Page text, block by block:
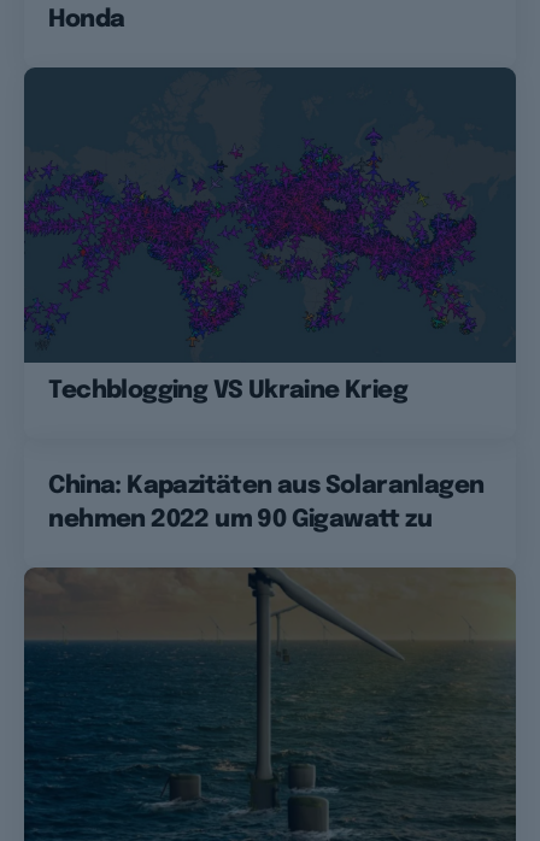
Honda
Techblogging VS Ukraine Krieg
China: Kapazitäten aus Solaranlagen
nehmen 2022 um 90 Gigawatt zu